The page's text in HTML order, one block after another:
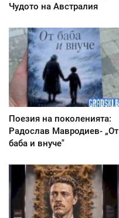
Чудото на Австралия
Поезия на поколенията:
Радослав Мавродиев- „От
баба и внуче"